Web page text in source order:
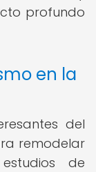
profundo
en la
del
remodelar
de